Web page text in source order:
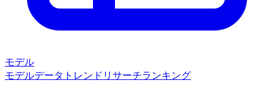
モデル
モデルデータ トレンド リサーチランキング